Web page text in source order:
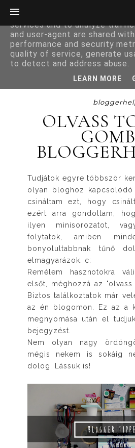
OLVASS
Tudjátok egyre többször
olyan bloghoz
csináltam ezt, hogy
ezért arra gondoltam,
ilyen minisorozatot,
folytatok, amiben
bonyolultabbnak tűnő
elmagyarázok. c:
Remélem hasznotokra
elsőt, méghozzá az
Biztos találkoztatok már
az én blogomon. Ez az a
megnyomása után el
bejegyzést.
Nem olyan nagy
mégis nekem is sokáig
dolog. Lássuk is!
This site uses cookies from
services and to analyze
and user-agent are shared
performance and security
quality of service, generate
to detect and address abuse.
LEARN MORE